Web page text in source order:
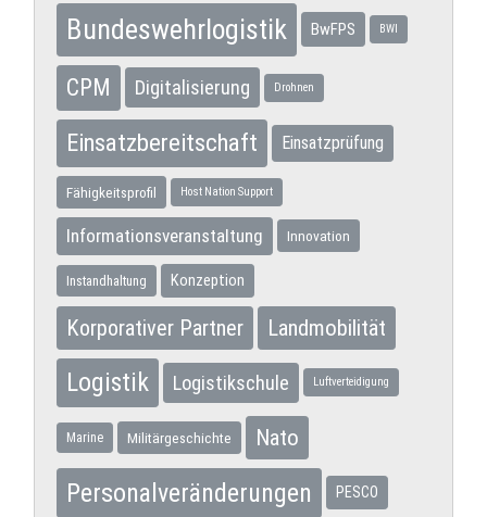
Bundeswehrlogistik BwFPS BWI
CPM Digitalisierung Drohnen
Einsatzbereitschaft Einsatzprüfung
Fähigkeitsprofil Host Nation Support
Informationsveranstaltung Innovation
Instandhaltung Konzeption
Korporativer Partner Landmobilität
Logistik Logistikschule Luftverteidigung
Marine Militärgeschichte Nato
Personalveränderungen PESCO